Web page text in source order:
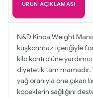
ÜRÜN AÇIKLAMASI
N&D Kinoa Weight
kuşkonmaz içeriğiyle
kilo kontrolüne
diyetetik tam mamadır.
yağ oranıyla öne çıkan
köpeklerin sağlığını